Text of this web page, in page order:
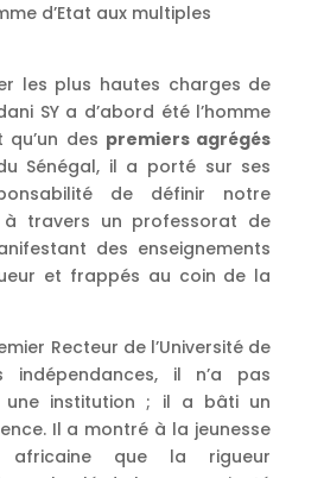
d’Etat aux multiples
les plus hautes charges de
SY a d’abord été l’homme
des premiers agrégés
Sénégal, il a porté sur ses
de définir notre
à travers un professorat de
des enseignements
et frappés au coin de la
Recteur de l’Université de
indépendances, il n’a pas
une institution ; il a bâti un
Il a montré à la jeunesse
africaine que la rigueur